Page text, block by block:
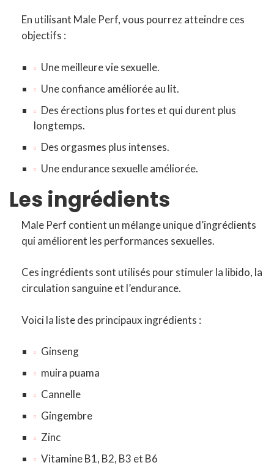
En utilisant Male Perf, vous pourrez atteindre ces
objectifs :
Une meilleure vie sexuelle.
Une confiance améliorée au lit.
Des érections plus fortes et qui durent plus
longtemps.
Des orgasmes plus intenses.
Une endurance sexuelle améliorée.
Les ingrédients
Male Perf contient un mélange unique d’ingrédients
qui améliorent les performances sexuelles.
Ces ingrédients sont utilisés pour stimuler la libido, la
circulation sanguine et l’endurance.
Voici la liste des principaux ingrédients :
Ginseng
muira puama
Cannelle
Gingembre
Zinc
Vitamine B1, B2, B3 et B6